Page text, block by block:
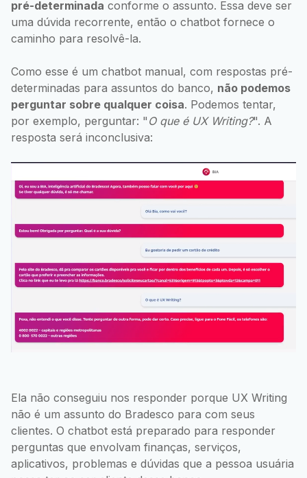
pré-determinada conforme o assunto. Essa deve ser
uma dúvida recorrente, então o chatbot fornece o
caminho para resolvê-la.
Como esse é um chatbot manual, com respostas pré-
determinadas para assuntos do banco, não podemos
perguntar sobre qualquer coisa. Podemos tentar,
por exemplo, perguntar: " O que é UX Writing?". A
resposta será inconclusiva:
Ela não conseguiu nos responder porque UX Writing
não é um assunto do Bradesco para com seus
clientes. O chatbot está preparado para responder
perguntas que envolvam finanças, serviços,
aplicativos, problemas e dúvidas que a pessoa usuária